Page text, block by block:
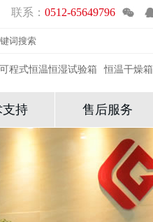
联系： 0512-65649796
可程式恒温恒湿试验箱 恒温干燥箱
持 售后服务